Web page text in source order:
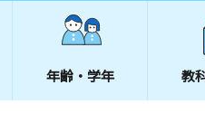
年齢・学年 教